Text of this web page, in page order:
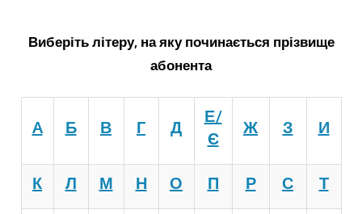
Виберіть літеру, на яку починається прізвище
абонента
A Б В Г Д
Е/
Є
Ж З И
К Л М Н О П Р С Т